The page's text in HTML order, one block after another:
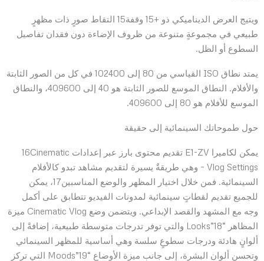
ويتيج العرض الديناميكي ذو +15 وقفة15 التقاط صورٍ ذات مظهرٍ
طبيعي في مجموعةٍ متنوعة من ظروف الإضاءة دون فقدان تفاصيل
السطوع أو الظل.
يمتد نطاق ISO القياسي من 80 إلى 102400 في كل من الصور الثابتة
والأفلام. النطاق الموسع للصور الثابتة هو 40 إلى 409600، والنطاق
الموسع للأفلام هو 80 إلى 409600.
حول طموحاتك السينمائية إلى حقيقة
يمكن لكاميرا E1-ZV تقديم محتوى بارز عبر إعدادات 16Cinematic
Vlog Settings – وهي طريقةٌ يسيرة لتقديم مشاهد تبدو كالأفلام
السينمائية. فمن خلال اختيار المظهر والوضع المناسبين17، يمكن
للجميع تقديم لقطاتٍ سينمائية لمدونات الفيديو تتطابق على أكمل
وجه مع المشهد والقصد الإبداعي. ويتضمن وضع Cinematic Vlog ميزة
المظاهر “Looks”18 والتي توفر تدرجات متوسطة طبيعية، إضافةً إلى
ألوانٍ هادئة ودرجات سطوعٍ سلسة وهي أساسية للمظهر السينمائي
وتحسن ألوان البشرة، إلى جانب ميزة الأوضاع “Moods”19 التي تركز